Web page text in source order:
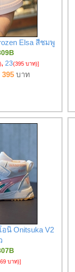
Elsa สีชมพู
, 23(395 บาท)]
395 บาท
นิ Onitsuka V2
บาท)]